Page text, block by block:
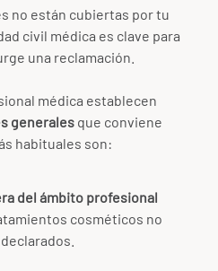
no están cubiertas por tu
civil médica es clave para
una reclamación.
médica establecen
generales que conviene
habituales son:
del ámbito profesional
cosméticos no